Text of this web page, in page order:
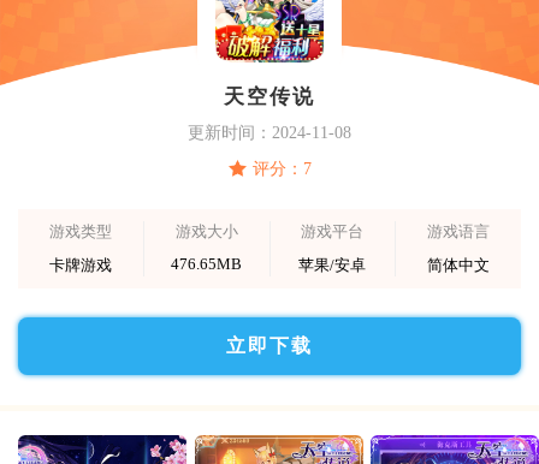
天空传说
更新时间：2024-11-08
评分：7
游戏类型
卡牌游戏
游戏大小
476.65MB
游戏平台
苹果/安卓
游戏语言
简体中文
立即下载